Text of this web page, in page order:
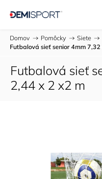
Domov / Pomôcky / Siete /
Futbalová sieť senior 4mm
Futbalová sieť
2,44 x 2 x2 m